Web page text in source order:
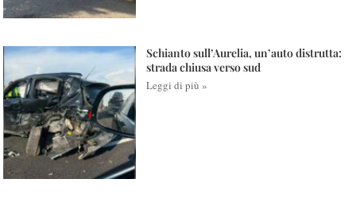
Schianto sull’Aurelia, un’auto distrutta:
strada chiusa verso sud
Leggi di più »